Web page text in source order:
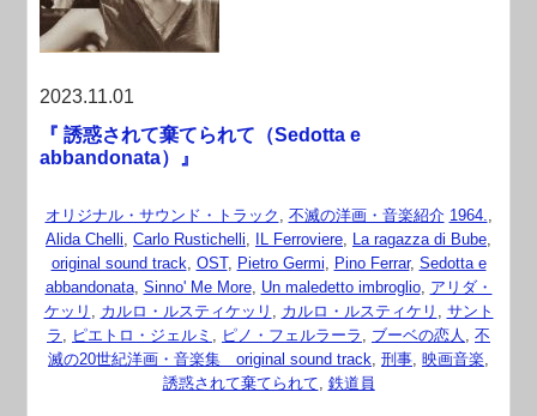
2023.11.01
『 誘惑されて棄てられて（Sedotta e
abbandonata）』
オリジナル・サウンド・トラック , 不滅の洋画・音楽紹介 1964.,
Alida Chelli, Carlo Rustichelli, IL Ferroviere, La ragazza di Bube,
original sound track, OST, Pietro Germi, Pino Ferrar, Sedotta e
abbandonata, Sinno' Me More, Un maledetto imbroglio, アリダ・
ケッリ , カルロ・ルスティケッリ , カルロ・ルスティケリ , サント
ラ , ピエトロ・ジェルミ , ピノ・フェルラーラ , ブーベの恋人 , 不
滅の20世紀洋画・音楽集 original sound track, 刑事, 映画音楽,
誘惑されて棄てられて, 鉄道員